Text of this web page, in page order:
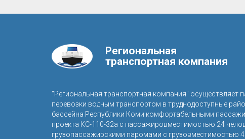
Региональная
транспортная компания
"Региональная транспортная компания" осуществляет
перевозки водным транспортом в труднодоступные
бассейна Республики Коми комфортабельными
проекта КС-110-32а с пассажировместимостью 24
грузопассажирскими паромами с грузовместимостью